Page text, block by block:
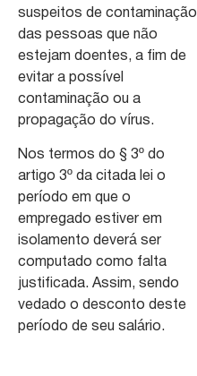
suspeitos de contaminação
das pessoas que não
estejam doentes, a fim de
evitar a possível
contaminação ou a
propagação do vírus.
Nos termos do § 3º do
artigo 3º da citada lei o
período em que o
empregado estiver em
isolamento deverá ser
computado como falta
justificada. Assim, sendo
vedado o desconto deste
período de seu salário.